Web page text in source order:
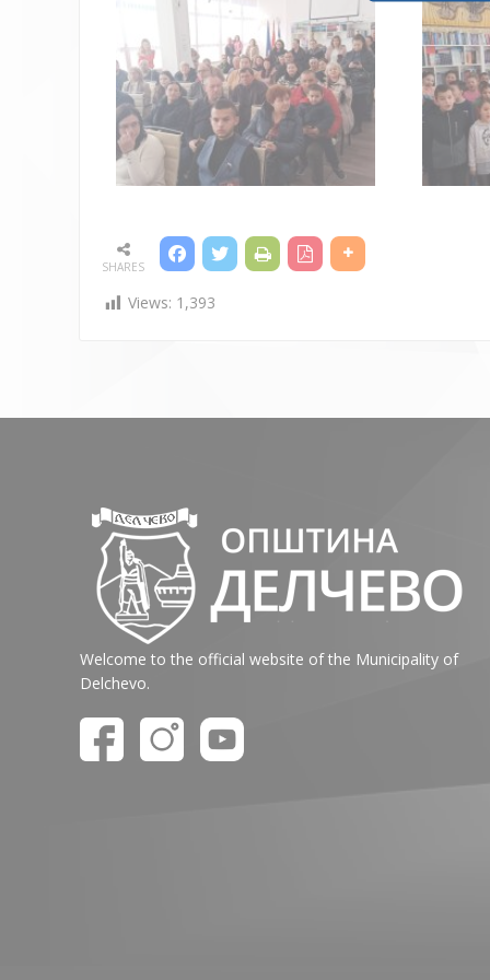
SHARES
Views: 1,393
Welcome to the official website of the Municipality of
Delchevo.